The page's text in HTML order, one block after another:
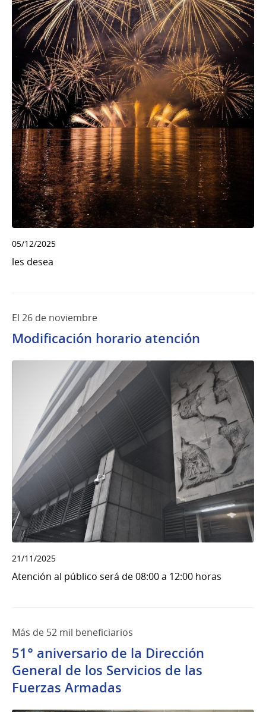
05/12/2025
les desea
El 26 de noviembre
Modificación horario atención
21/11/2025
Atención al público será de 08:00 a 12:00 horas
Más de 52 mil beneficiarios
51° aniversario de la Dirección
General de los Servicios de las
Fuerzas Armadas